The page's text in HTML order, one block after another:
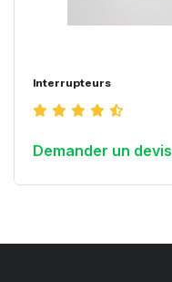
Interrupteurs
Demander un devis